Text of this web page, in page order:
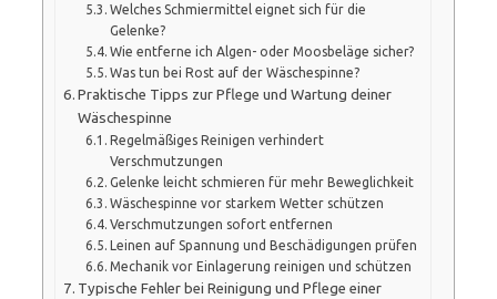
Welches Schmiermittel eignet sich für die
Gelenke?
Wie entferne ich Algen- oder Moosbeläge sicher?
Was tun bei Rost auf der Wäschespinne?
Praktische Tipps zur Pflege und Wartung deiner
Wäschespinne
Regelmäßiges Reinigen verhindert
Verschmutzungen
Gelenke leicht schmieren für mehr Beweglichkeit
Wäschespinne vor starkem Wetter schützen
Verschmutzungen sofort entfernen
Leinen auf Spannung und Beschädigungen prüfen
Mechanik vor Einlagerung reinigen und schützen
Typische Fehler bei Reinigung und Pflege einer